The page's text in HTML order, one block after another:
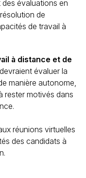
évaluations en
de
de travail à
à distance et de
évaluer la
manière autonome,
rester motivés dans
réunions virtuelles
des candidats à